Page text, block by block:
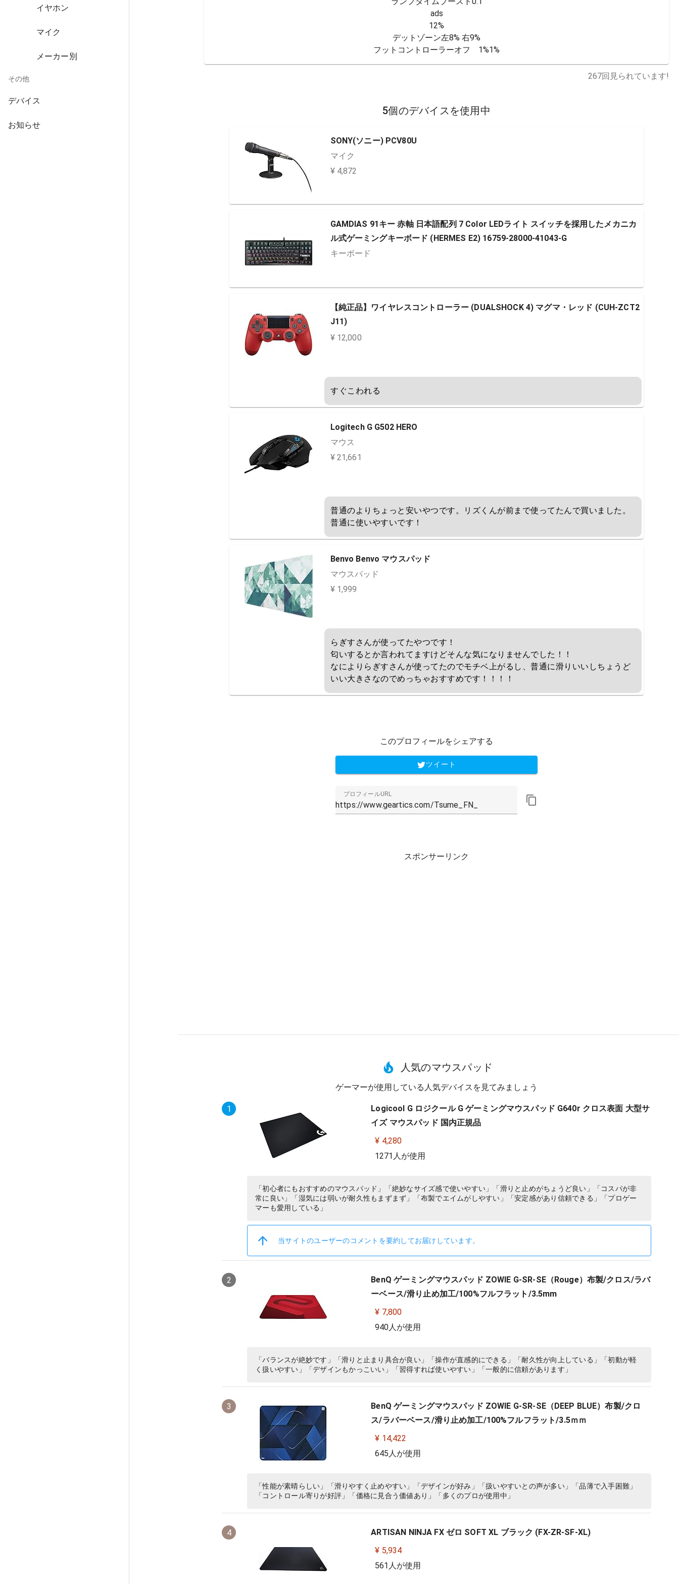
イヤホン
マイク
メーカー別
その他
デバイス
お知らせ
ads
12%
デットゾーン左8% 右9%
フットコントローラーオフ　1%1%
267回見られています!
5個のデバイスを使用中
SONY(ソニー) PCV80U
マイク
¥ 4,872
GAMDIAS 91キー 赤軸 日本語配列 7 Color LEDライト スイッチを採用したメカニカ
ル式ゲーミングキーボード (HERMES E2) 16759-28000-41043-G
キーボード
【純正品】ワイヤレスコントローラー (DUALSHOCK 4) マグマ・レッド (CUH-ZCT2
J11)
¥ 12,000
すぐこわれる
Logitech G G502 HERO
マウス
¥ 21,661
普通のよりちょっと安いやつです。リズくんが前まで使ってたんで買いました。
普通に使いやすいです！
Benvo Benvo マウスパッド
マウスパッド
¥ 1,999
らぎすさんが使ってたやつです！
匂いするとか言われてますけどそんな気になりませんでした！！
なによりらぎすさんが使ってたのでモチベ上がるし、普通に滑りいいしちょうど
いい大きさなのでめっちゃおすすめです！！！！
このプロフィールをシェアする
ツイート
プロフィールURL
スポンサーリンク
人気のマウスパッド
ゲーマーが使用している人気デバイスを見てみましょう
1
Logicool G ロジクール G ゲーミングマウスパッド G640r クロス表面 大型サ
イズ マウスパッド 国内正規品
¥ 4,280
1271人が使用
「初心者にもおすすめのマウスパッド」「絶妙なサイズ感で使いやすい」「滑りと止めがちょうど良い」「コスパが非
常に良い」「湿気には弱いが耐久性もまずまず」「布製でエイムがしやすい」「安定感があり信頼できる」「プロゲー
マーも愛用している」
当サイトのユーザーのコメントを要約してお届けしています。
2
BenQ ゲーミングマウスパッド ZOWIE G-SR-SE（Rouge）布製/クロス/ラバ
ーベース/滑り止め加工/100%フルフラット/3.5mm
¥ 7,800
940人が使用
「バランスが絶妙です」「滑りと止まり具合が良い」「操作が直感的にできる」「耐久性が向上している」「初動が軽
く扱いやすい」「デザインもかっこいい」「習得すれば使いやすい」「一般的に信頼があります」
3
BenQ ゲーミングマウスパッド ZOWIE G-SR-SE（DEEP BLUE）布製/クロ
ス/ラバーベース/滑り止め加工/100%フルフラット/3.5ｍｍ
¥ 14,422
645人が使用
「性能が素晴らしい」「滑りやすく止めやすい」「デザインが好み」「扱いやすいとの声が多い」「品薄で入手困難」
「コントロール寄りが好評」「価格に見合う価値あり」「多くのプロが使用中」
4
ARTISAN NINJA FX ゼロ SOFT XL ブラック (FX-ZR-SF-XL)
¥ 5,934
561人が使用